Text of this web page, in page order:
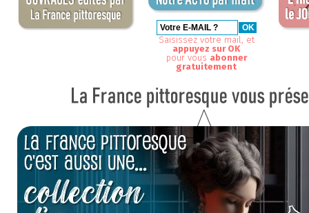
Saisissez votre mail, et
appuyez sur OK
pour vous abonner
gratuitement